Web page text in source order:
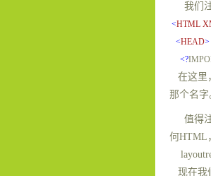
我们
<HTML
<HEAD>
<?
在这里
那个名字
值得
何HTML
现在我